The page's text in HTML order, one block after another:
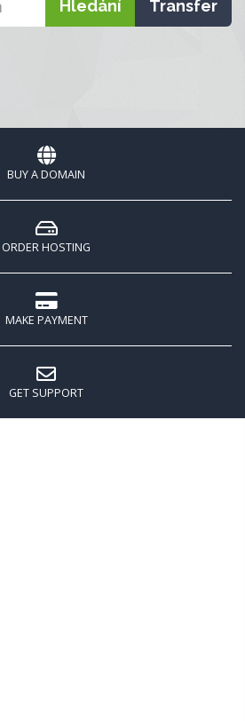
BUY A DOMAIN
ORDER HOSTING
MAKE PAYMENT
GET SUPPORT